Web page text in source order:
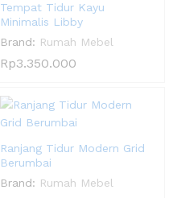
Tempat Tidur Kayu
Minimalis Libby
Brand: Rumah Mebel
Rp3.350.000
Ranjang Tidur Modern Grid
Berumbai
Brand: Rumah Mebel